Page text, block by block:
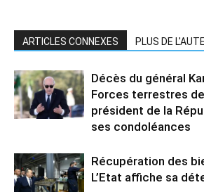
ARTICLES CONNEXES PLUS DE
Décès du général
Forces terrestres de
président de la
ses condoléances
Récupération des
L’Etat affiche sa